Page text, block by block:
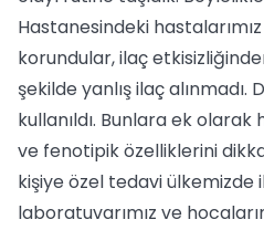
Hastanesindeki
korundular, ilaç
şekilde yanlış ilaç
kullanıldı. Bunlara ek olarak
ve fenotipik özelliklerini
kişiye özel tedavi ülkemizde
laboratuvarımız ve